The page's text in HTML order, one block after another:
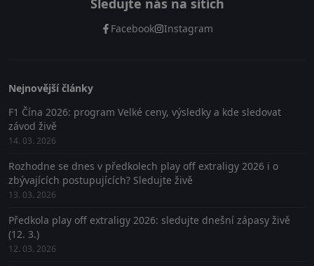
Sledujte nás na sítích
Facebook Instagram
Nejnovější články
F1 Čína 2026: program Velké ceny, výsledky a kde sledovat
závod živě
14. 03. 2026
Rozhodne se dnes v předkolech play off extraligy 2026 i o
zbývajících postupujících? Sledujte živě
13. 03. 2026
Předkola play off extraligy 2026: sledujte dnešní zápasy živě
(12. 3.)
12. 03. 2026